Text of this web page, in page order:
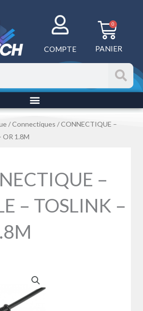
COMPTE
0
PANIER
/Connectiques / CONNECTIQUE –
OR 1.8M
–
– TOSLINK –